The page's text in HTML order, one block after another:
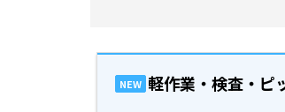
NEW 軽作業・検査・ピ